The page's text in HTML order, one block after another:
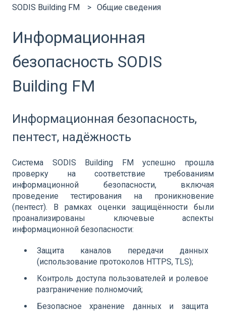
SODIS Building FM Общие сведения
Информационная
безопасность SODIS
Building FM
Информационная безопасность,
пентест, надёжность
Система SODIS Building FM успешно прошла
проверку на соответствие требованиям
информационной безопасности, включая
проведение тестирования на проникновение
(пентест). В рамках оценки защищённости были
проанализированы ключевые аспекты
информационной безопасности:
Защита каналов передачи данных
(использование протоколов HTTPS, TLS);
Контроль доступа пользователей и ролевое
разграничение полномочий;
Безопасное хранение данных и защита